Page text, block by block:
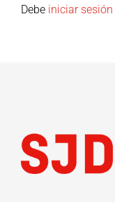
Debe iniciar sesión